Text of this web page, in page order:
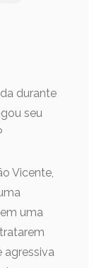
durante
seu
Vicente,
uma
agressiva